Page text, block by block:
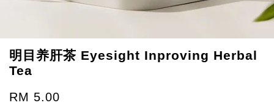
明目养肝茶 Eyesight Inproving Herbal
Tea
RM 5.00